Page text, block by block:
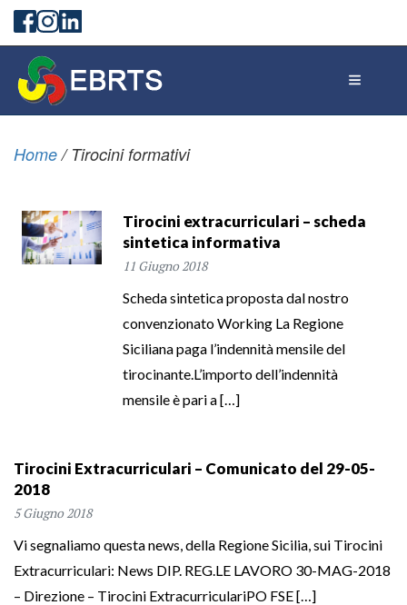
Home/ Tirocini formativi
Tirocini extracurriculari – scheda
sintetica informativa
11 Giugno 2018
Scheda sintetica proposta dal nostro
convenzionato Working La Regione
Siciliana paga l’indennità mensile del
tirocinante.L’importo dell’indennità
mensile è pari a […]
Tirocini Extracurriculari – Comunicato del 29-05-
2018
5 Giugno 2018
Vi segnaliamo questa news, della Regione Sicilia, sui Tirocini
Extracurriculari: News DIP. REG.LE LAVORO 30-MAG-2018
– Direzione – Tirocini ExtracurriculariPO FSE […]